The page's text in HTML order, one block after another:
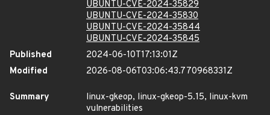
UBUNTU-CVE-2024-35829
UBUNTU-CVE-2024-35830
UBUNTU-CVE-2024-35844
UBUNTU-CVE-2024-35845
Published
2024-06-10T17:13:01Z
Modified
2026-08-06T03:06:43.770968331Z
Summary
linux-gkeop, linux-gkeop-5.15, linux-kvm
vulnerabilities